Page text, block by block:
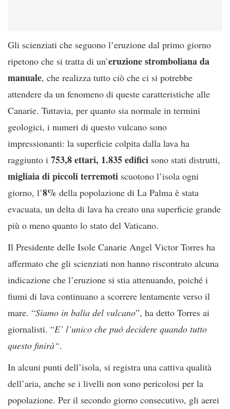
Gli scienziati che seguono l’eruzione dal primo giorno
ripetono che si tratta di un’eruzione stromboliana da
manuale, che realizza tutto ciò che ci si potrebbe
attendere da un fenomeno di queste caratteristiche alle
Canarie. Tuttavia, per quanto sia normale in termini
geologici, i numeri di questo vulcano sono
impressionanti: la superficie colpita dalla lava ha
raggiunto i 753,8 ettari, 1.835 edifici sono stati distrutti,
migliaia di piccoli terremoti scuotono l’isola ogni
giorno, l’8% della popolazione di La Palma è stata
evacuata, un delta di lava ha creato una superficie grande
più o meno quanto lo stato del Vaticano.
Il Presidente delle Isole Canarie Angel Victor Torres ha
affermato che gli scienziati non hanno riscontrato alcuna
indicazione che l’eruzione si stia attenuando, poiché i
fiumi di lava continuano a scorrere lentamente verso il
mare. “Siamo in balìa del vulcano”, ha detto Torres ai
giornalisti. “E’ l’unico che può decidere quando tutto
questo finirà“.
In alcuni punti dell’isola, si registra una cattiva qualità
dell’aria, anche se i livelli non sono pericolosi per la
popolazione. Per il secondo giorno consecutivo, gli aerei